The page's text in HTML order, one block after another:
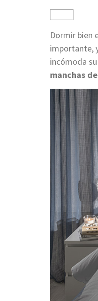
Dormir bien
importante,
incómoda
manchas